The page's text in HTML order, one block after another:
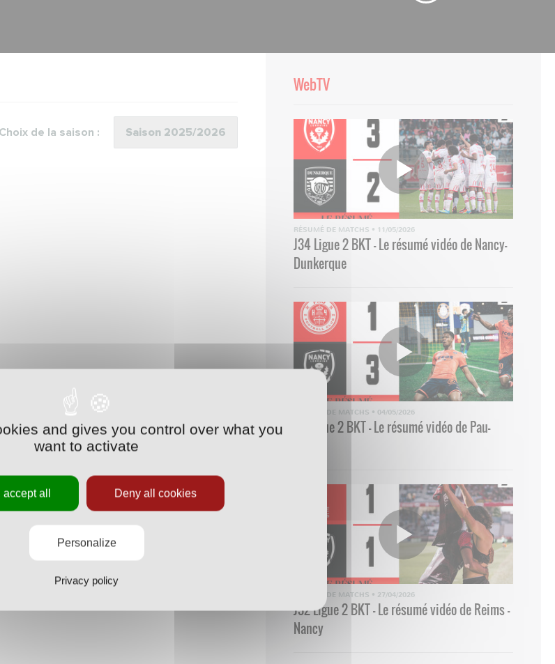
Choix de la saison :
WebTV
RÉSUMÉ DE MATCHS • 11/05/2026
J34 Ligue 2 BKT - Le résumé vidéo de Nancy-
Dunkerque
RÉSUMÉ DE MATCHS • 04/05/2026
33 Ligue 2 BKT - Le résumé vidéo de Pau-
RÉSUMÉ DE MATCHS • 27/04/2026
J32 Ligue 2 BKT - Le résumé vidéo de Reims -
Nancy
and gives you control over what you
want to activate
accept all Deny all cookies
Personalize
Privacy policy